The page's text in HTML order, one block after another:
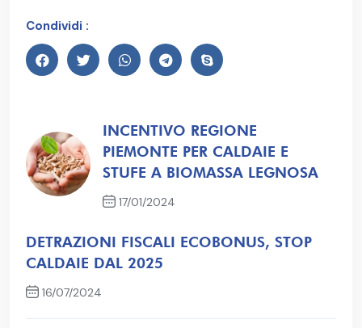
Condividi :
INCENTIVO REGIONE
PIEMONTE PER CALDAIE E
STUFE A BIOMASSA LEGNOSA
17/01/2024
DETRAZIONI FISCALI ECOBONUS, STOP
CALDAIE DAL 2025
16/07/2024
Articolo successivo